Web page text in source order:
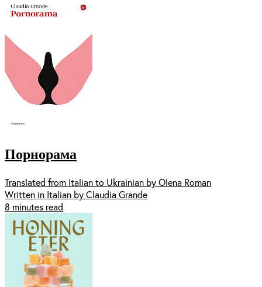
Порнорама
Translated from Italian to Ukrainian by Olena Roman
Written in Italian by Claudia Grande
8 minutes read